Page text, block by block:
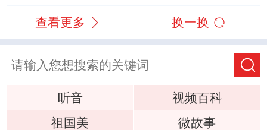
查看更多 换一换
听音
视频百科
祖国美
微故事